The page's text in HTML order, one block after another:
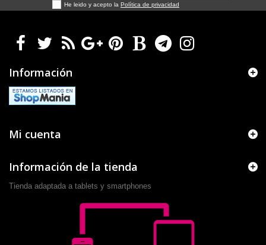
He leido y acepto la Política de privacidad
Información
Mi cuenta
Información de la tienda
Tienda adaptada a tablets y smartphones